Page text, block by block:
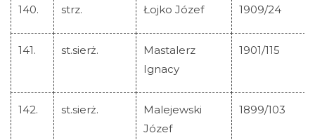
140. strz. Łojko Józef 1909/24
141. st.sierż.
Mastalerz
Ignacy
1901/115
142. st.sierż.
Malejewski
Józef
1899/103